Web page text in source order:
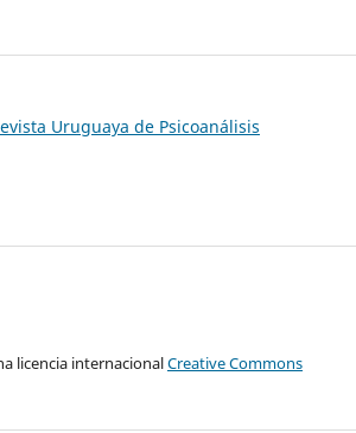
Uruguaya de Psicoanálisis
licencia internacionalCreative Commons